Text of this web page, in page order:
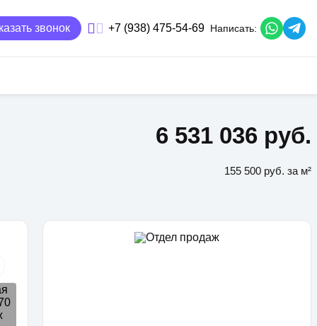
звонок +7 (938) 475-54-69 Написать:
6 531 036 руб.
155 500 руб. за м²